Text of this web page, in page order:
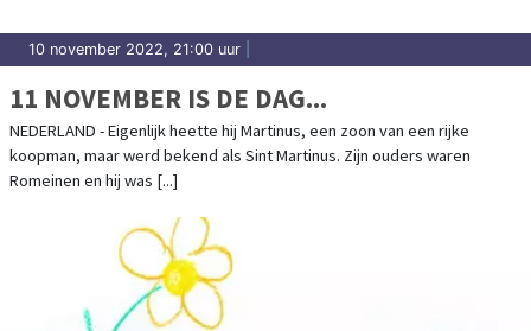
10 november 2022, 21:00 uur
11 NOVEMBER IS DE DAG...
NEDERLAND - Eigenlijk heette hij Martinus, een zoon van een rijke
koopman, maar werd bekend als Sint Martinus. Zijn ouders waren
Romeinen en hij was [...]